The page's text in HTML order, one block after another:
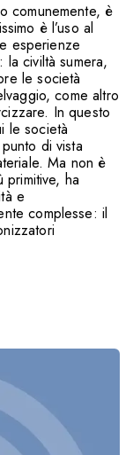
comunemente, è
è l’uso al
esperienze
la civiltà sumera,
le società
come altro
In questo
le società
di vista
Ma non è
ha
e
complesse: il